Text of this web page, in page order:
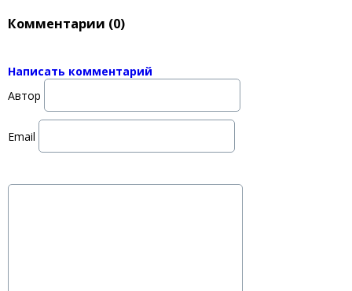
Комментарии (0)
Написать комментарий
Автор
Email